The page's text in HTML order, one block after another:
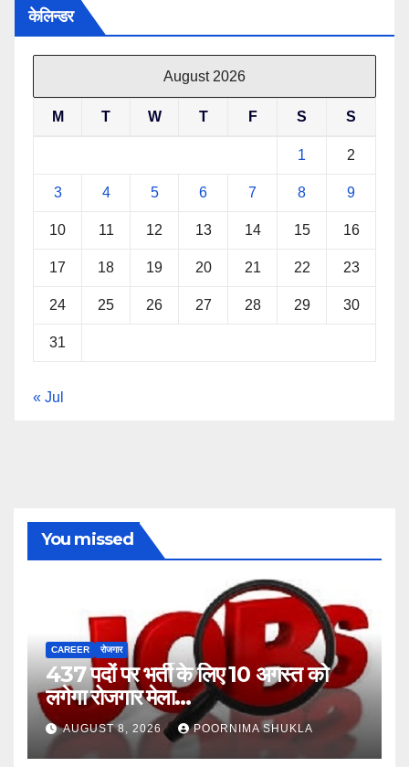
केलिन्डर
August 2026
M T W T F S S
1 2
3 4 5 6 7 8 9
10 11 12 13 14 15 16
17 18 19 20 21 22 23
24 25 26 27 28 29 30
31
« Jul
You missed
CAREER रोजगार
437 पदों पर भर्ती के लिए 10 अगस्त को
लगेगा रोजगार मेला…
AUGUST 8, 2026 POORNIMA SHUKLA